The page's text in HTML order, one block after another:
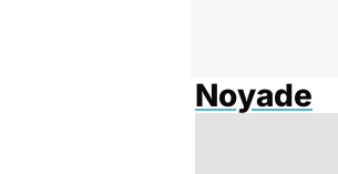
Noyade